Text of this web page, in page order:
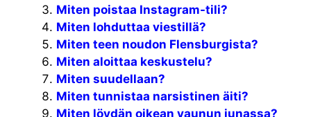
Miten poistaa Instagram-tili?
Miten lohduttaa viestillä?
Miten teen noudon Flensburgista?
Miten aloittaa keskustelu?
Miten suudellaan?
Miten tunnistaa narsistinen äiti?
Miten löydän oikean vaunun junassa?